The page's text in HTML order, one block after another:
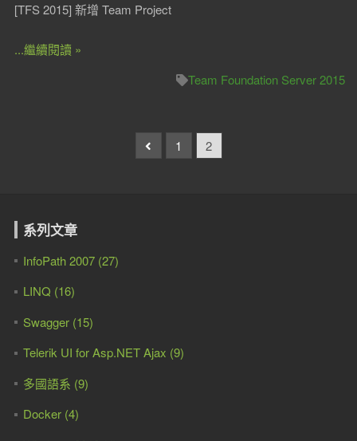
[TFS 2015] 新增 Team Project
...繼續閱讀 »
Team Foundation Server 2015
1 2
系列文章
InfoPath 2007 (27)
LINQ (16)
Swagger (15)
Telerik UI for Asp.NET Ajax (9)
多國語系 (9)
Docker (4)